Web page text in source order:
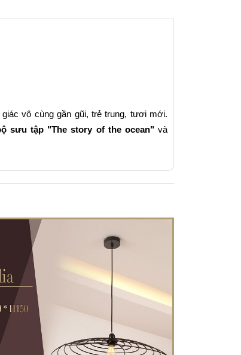
vô cùng gần gũi, trẻ trung, tươi mới.
sưu tập "The story of the ocean" và